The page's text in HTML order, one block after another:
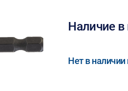
Наличие в
Нет в наличии